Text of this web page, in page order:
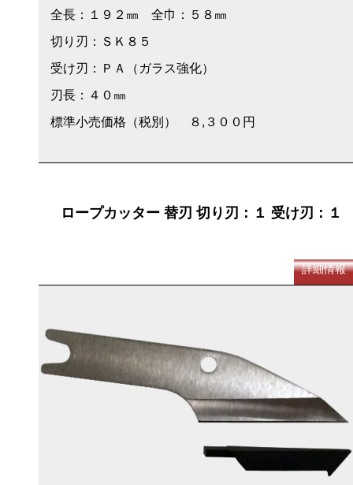
全長：１９２㎜ 全巾：５８㎜
切り刃：ＳＫ８５
受け刃：ＰＡ（ガラス強化）
刃長：４０㎜
標準小売価格（税別） ８,３００円
ロープカッター 替刃 切り刃：１ 受け刃：１
詳細情報